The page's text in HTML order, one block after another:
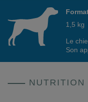
1,5 kg
Le
Son
NUTRITION